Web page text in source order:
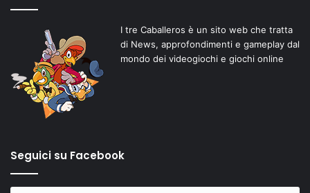
I tre Caballeros è un sito web che tratta
di News, approfondimenti e gameplay dal
mondo dei videogiochi e giochi online
Seguici su Facebook